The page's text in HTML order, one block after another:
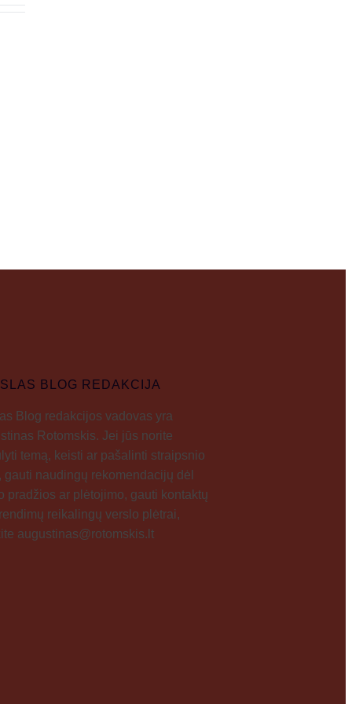
BLOG REDAKCIJA
Blog redakcijos vadovas yra
Rotomskis. Jei jūs norite
temą, keisti ar pašalinti straipsnio
gauti naudingų rekomendacijų dėl
pradžios ar plėtojimo, gauti kontaktų
reikalingų verslo plėtrai,
augustinas@rotomskis.lt